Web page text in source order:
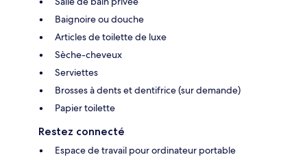
Baignoire ou douche
Articles de toilette de luxe
Sèche-cheveux
Serviettes
Brosses à dents et dentifrice (sur demande)
Papier toilette
Restez connecté
Espace de travail pour ordinateur portable